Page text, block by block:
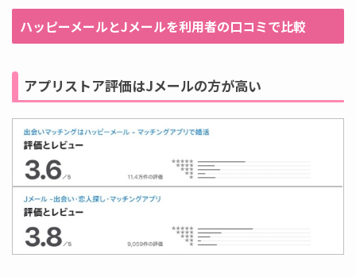
ハッピーメールとJメールを利用者の口コミで比較
アプリストア評価はJメールの方が高い